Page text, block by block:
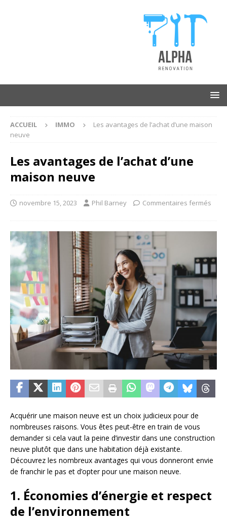
ACCUEIL IMMO
Les avantages de l’achat d’une maison
neuve
Les avantages de l’achat d’une
maison neuve
novembre 15, 2023 Phil Barney Commentaires fermés
Acquérir une maison neuve est un choix judicieux pour de
nombreuses raisons. Vous êtes peut-être en train de vous
demander si cela vaut la peine d’investir dans une construction
neuve plutôt que dans une habitation déjà existante.
Découvrez les nombreux avantages qui vous donneront envie
de franchir le pas et d’opter pour une maison neuve.
1. Économies d’énergie et respect
de l’environnement